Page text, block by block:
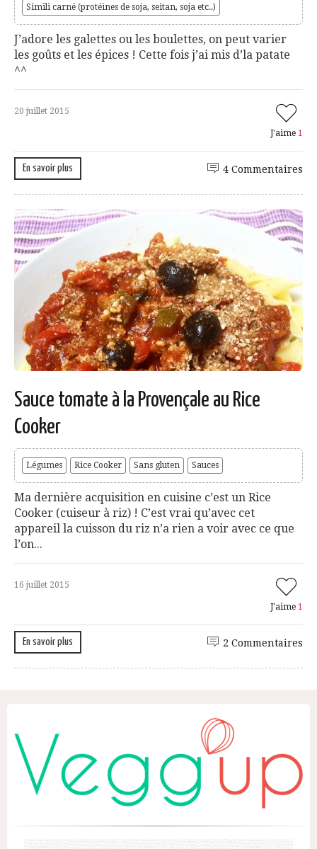
Simili carné (protéines de soja, seitan, soja etc..)
J’adore les galettes ou les boulettes, on peut varier
les goûts et les épices ! Cette fois j’ai mis d’la patate
^^
20 juillet 2015
J'aime 1
En savoir plus 4 Commentaires
Sauce tomate à la Provençale au Rice
Cooker
Légumes Rice Cooker Sans gluten Sauces
Ma dernière acquisition en cuisine c’est un Rice
Cooker (cuiseur à riz) ! C’est vrai qu’avec cet
appareil la cuisson du riz n’a rien a voir avec ce que
l’on...
16 juillet 2015
J'aime 1
En savoir plus 2 Commentaires